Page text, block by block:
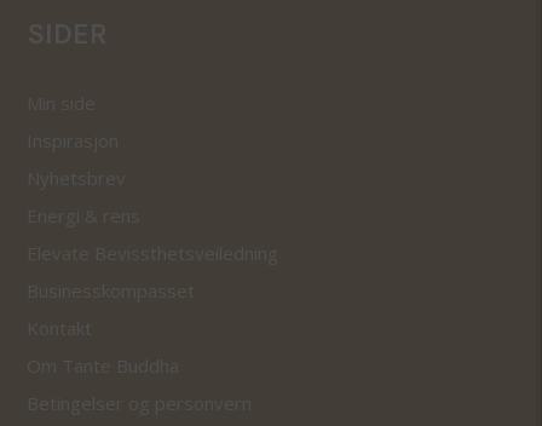
SIDER
Min side
Inspirasjon
Nyhetsbrev
Energi & rens
Elevate Bevissthetsveiledning
Businesskompasset
Kontakt
Om Tante Buddha
Betingelser og personvern